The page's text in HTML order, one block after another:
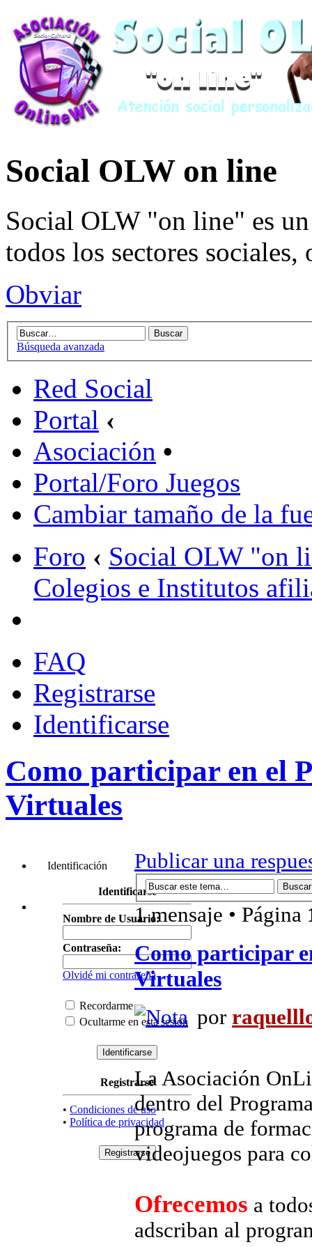
Social OLW on line
Social OLW "on line" es
todos los sectores sociales,
Obviar
Búsqueda avanzada
Red Social
Portal ‹
Asociación •
Portal/Foro Juegos
Cambiar tamaño de la
Foro ‹ Social OLW "on
Colegios e Institutos
FAQ
Registrarse
Identificarse
Como participar en el
Virtuales
Identificación
Identificarse
Nombre de Usuario:
Contraseña:
Olvidé mi contraseña
Recordarme
Ocultarme en esta sesión
Registrarse
• Condiciones de uso
• Política de privacidad
Publicar una
1 mensaje • Página
Como participar
Virtuales
por
La Asociación
dentro del
programa de
videojuegos para
Ofrecemos a
adscriban al